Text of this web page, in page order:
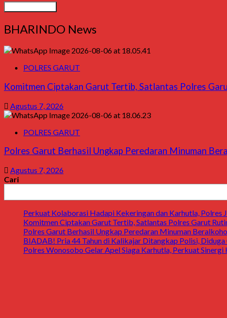
BHARINDO News
POLRES GARUT
Komitmen Ciptakan Garut Tertib, Satlantas Polres
Agustus 7, 2026
POLRES GARUT
Polres Garut Berhasil Ungkap Peredaran Minuman
Agustus 7, 2026
Cari
Perkuat Kolaborasi Hadapi Kekeringan dan Karhutla, Polres
Komitmen Ciptakan Garut Tertib, Satlantas Polres Garut
Polres Garut Berhasil Ungkap Peredaran Minuman
BIADAB! Pria 44 Tahun di Kalikajar Ditangkap Polisi,
Polres Wonosobo Gelar Apel Siaga Karhutla, Perkuat